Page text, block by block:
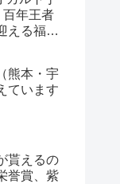
年王者
える福岡
【J2第1
熊本・宇
ています
貰えるの
誉賞、紫